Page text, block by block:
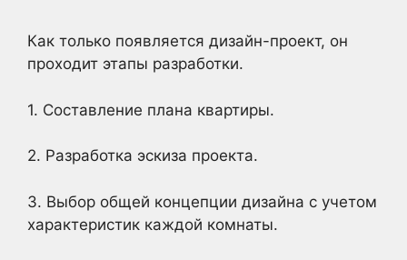
Как только появляется дизайн-проект, он
проходит этапы разработки.
1. Составление плана квартиры.
2. Разработка эскиза проекта.
3. Выбор общей концепции дизайна с учетом
характеристик каждой комнаты.